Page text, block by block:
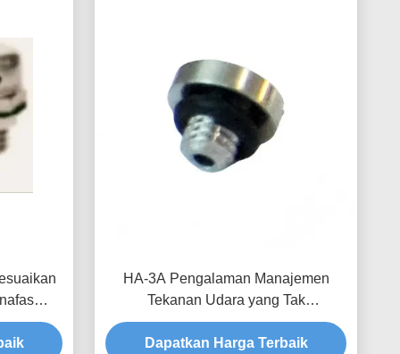
yang
HA-3A Pengalaman Manajemen
Tekanan Udara yang Tak
Terbandingkan Dengan Produk
Khusus Katup Bernafas Waterproof
Dapatkan Harga Terbaik